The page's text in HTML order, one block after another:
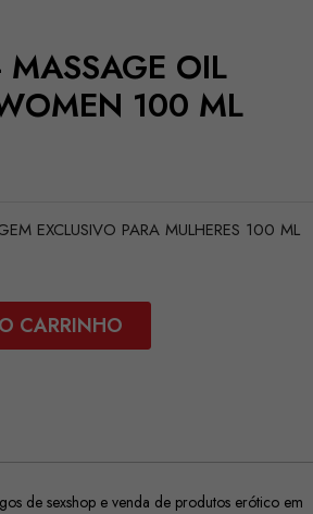
MASSAGE OIL
100 ML
EXCLUSIVO PARA MULHERES 100 ML
CARRINHO
de sexshop e venda de produtos erótico em